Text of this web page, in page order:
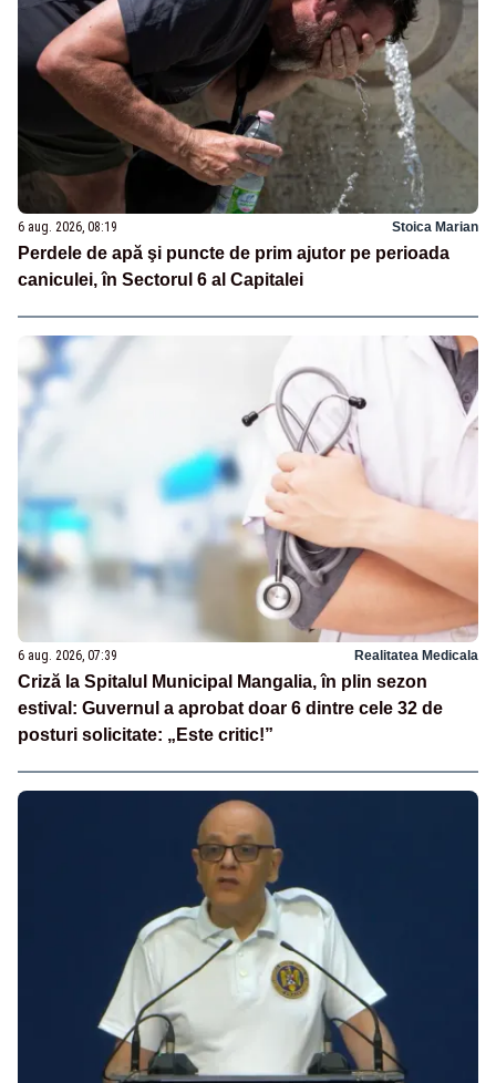
6 aug. 2026, 08:19 Stoica Marian
Perdele de apă şi puncte de prim ajutor pe perioada
caniculei, în Sectorul 6 al Capitalei
6 aug. 2026, 07:39 Realitatea Medicala
Criză la Spitalul Municipal Mangalia, în plin sezon
estival: Guvernul a aprobat doar 6 dintre cele 32 de
posturi solicitate: „Este critic!”